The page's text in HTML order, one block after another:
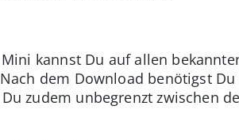
kannst Du auf allen
dem Download benötigst
zudem unbegrenzt zwischen